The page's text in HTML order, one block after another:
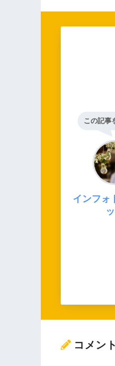
この記事
インフォ
コメン